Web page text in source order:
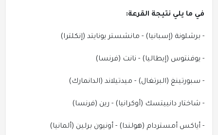
في ما يلي نتيجة القرعة:
- برشلونة (إسبانيا) - مانشستر يونايتد (إنكلترا)
- يوفنتوس (إيطاليا) - نانت (فرنسا)
- سبورتينغ (البرتغال) - ميدتيلاند (الدانمارك)
- شاختار دانييتسك (أوكرانيا) - رين (فرنسا)
- أياكس أمستردام (هولندا) - أونيون برلين (ألمانيا)